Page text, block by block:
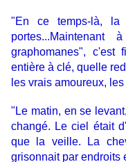
"En ce temps-là,
graphomanes", c'est
entière à clé, quelle
les vrais amoureux,
"Le matin, en se
changé. Le ciel était
que la veille. La
grisonnait par endroits